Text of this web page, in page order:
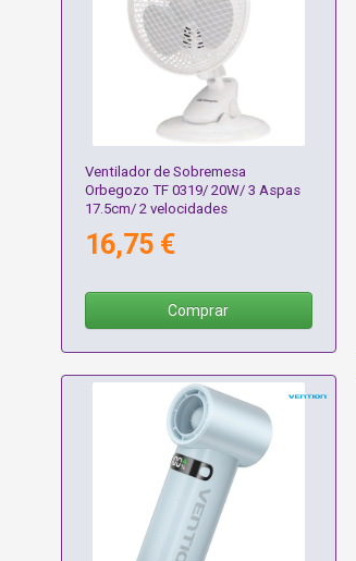
Ventilador de Sobremesa
Orbegozo TF 0319/ 20W/ 3 Aspas
17.5cm/ 2 velocidades
16,75 €
Comprar